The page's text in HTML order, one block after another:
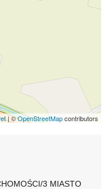
| ©OpenStreetMapcontributors
3 MIASTO